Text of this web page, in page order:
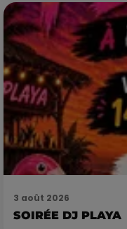
3 août 2026
SOIRÉE DJ PLAYA